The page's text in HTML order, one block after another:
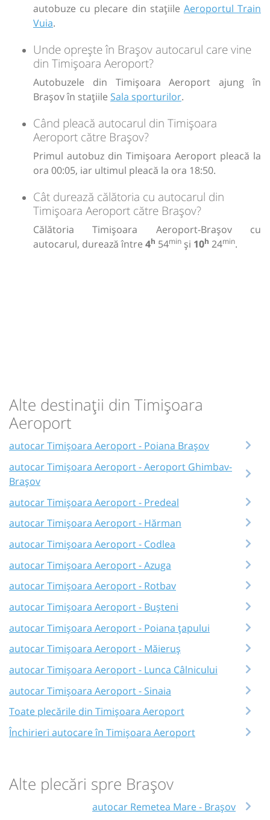
autobuze cu plecare din stațiile Aeroportul Train
Vuia.
Unde oprește în Brașov autocarul care vine
din Timișoara Aeroport?
Autobuzele din Timișoara Aeroport ajung în
Brașov în stațiile Sala sporturilor.
Când pleacă autocarul din Timișoara
Aeroport către Brașov?
Primul autobuz din Timișoara Aeroport pleacă la
ora 00:05, iar ultimul pleacă la ora 18:50.
Cât durează călătoria cu autocarul din
Timișoara Aeroport către Brașov?
Călătoria Timișoara Aeroport-Brașov cu
autocarul, durează între 4h 54min și 10h 24min.
Alte destinații din Timișoara
Aeroport
autocar Timișoara Aeroport - Poiana Brașov
autocar Timișoara Aeroport - Aeroport Ghimbav-
Brașov
autocar Timișoara Aeroport - Predeal
autocar Timișoara Aeroport - Hărman
autocar Timișoara Aeroport - Codlea
autocar Timișoara Aeroport - Azuga
autocar Timișoara Aeroport - Rotbav
autocar Timișoara Aeroport - Bușteni
autocar Timișoara Aeroport - Poiana țapului
autocar Timișoara Aeroport - Măieruș
autocar Timișoara Aeroport - Lunca Câlnicului
autocar Timișoara Aeroport - Sinaia
Toate plecările din Timișoara Aeroport
Închirieri autocare în Timișoara Aeroport
Alte plecări spre Brașov
autocar Remetea Mare - Brașov